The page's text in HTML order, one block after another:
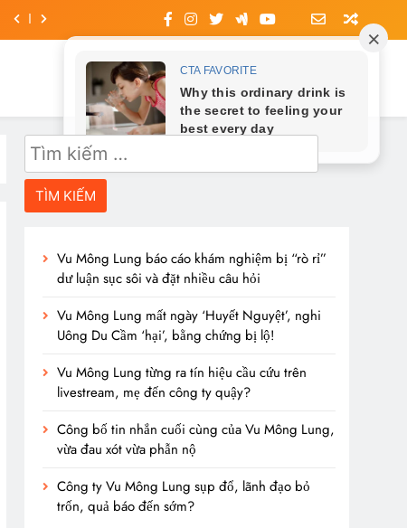
Tìm
kiếm
cho:
Vu Mông Lung báo cáo khám nghiệm bị “rò rỉ”
dư luận sục sôi và đặt nhiều câu hỏi
Vu Mông Lung mất ngày ‘Huyết Nguyệt’, nghi
Uông Du Cầm ‘hại’, bằng chứng bị lộ!
Vu Mông Lung từng ra tín hiệu cầu cứu trên
livestream, mẹ đến công ty quậy?
Công bố tin nhắn cuối cùng của Vu Mông Lung,
vừa đau xót vừa phẫn nộ
Công ty Vu Mông Lung sụp đổ, lãnh đạo bỏ
trốn, quả báo đến sớm?